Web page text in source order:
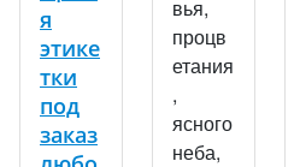
я
этике
тки
под
заказ
вья,
процв
етания
,
ясного
неба,